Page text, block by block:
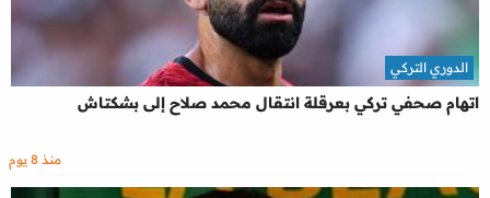
اتهام صحفي تركي بعرقلة انتقال محمد صلاح إلى بشكتاش
الدوري التركي
منذ 8 يوم